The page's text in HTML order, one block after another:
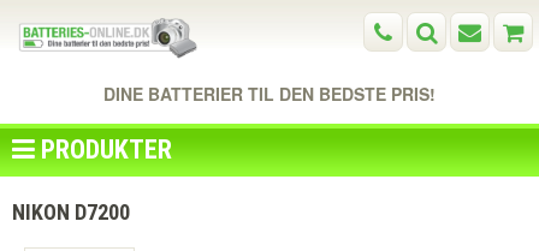
DINE BATTERIER TIL DEN BEDSTE PRIS!
PRODUKTER
NIKON D7200